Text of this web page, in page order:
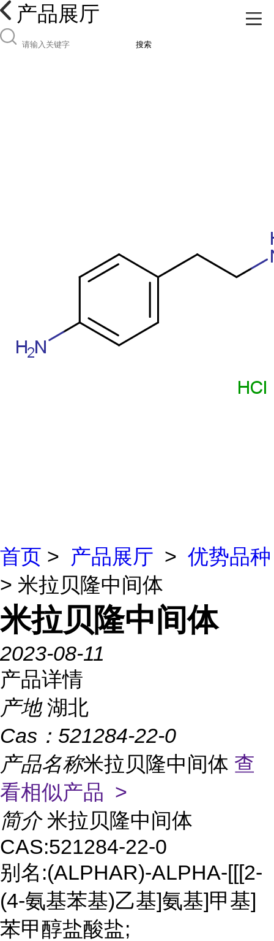
产品展厅
搜索
首页 > 产品展厅 > 优势品种
> 米拉贝隆中间体
米拉贝隆中间体
2023-08-11
产品详情
产地 湖北
Cas： 521284-22-0
产品名称米拉贝隆中间体 查
看相似产品 >
简介 米拉贝隆中间体
CAS:521284-22-0
别名:(ALPHAR)-ALPHA-[[[2-
(4-氨基苯基)乙基]氨基]甲基]
苯甲醇盐酸盐;